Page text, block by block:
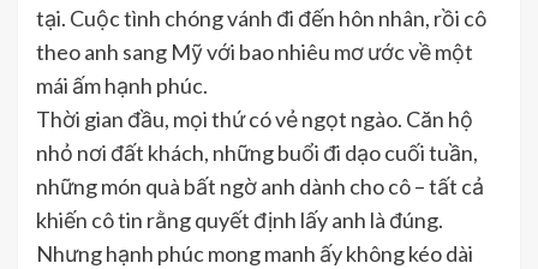
tại. Cuộc tình chóng vánh đi đến hôn nhân, rồi cô
theo anh sang Mỹ với bao nhiêu mơ ước về một
mái ấm hạnh phúc.
Thời gian đầu, mọi thứ có vẻ ngọt ngào. Căn hộ
nhỏ nơi đất khách, những buổi đi dạo cuối tuần,
những món quà bất ngờ anh dành cho cô – tất cả
khiến cô tin rằng quyết định lấy anh là đúng.
Nhưng hạnh phúc mong manh ấy không kéo dài